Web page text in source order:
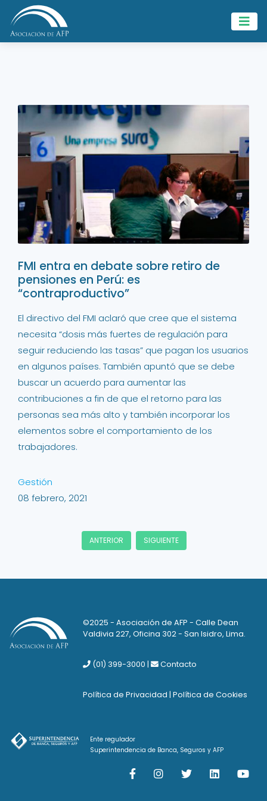
FMI entra en debate sobre retiro de
pensiones en Perú: es
“contraproductivo”
El directivo del FMI aclaró que cree que el sistema
necesita “dosis más fuertes de regulación para
seguir reduciendo las tasas” que pagan los usuarios
en algunos países. También apuntó que se debe
buscar un acuerdo para aumentar las
contribuciones a fin de que el retorno para las
personas sea más alto y también incorporar los
elementos sobre el comportamiento de los
trabajadores.
Gestión
08 febrero, 2021
ANTERIOR SIGUIENTE
©2025 - Asociación de AFP - Calle Dean
Valdivia 227, Oficina 302 - San Isidro, Lima.
(01) 399-3000 | Contacto
Política de Privacidad | Política de Cookies
Ente regulador
Superintendencia de Banca, Seguros y AFP